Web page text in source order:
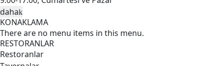
daha
KONAKLAMA
There are no menu items in this menu.
RESTORANLAR
Restoranlar